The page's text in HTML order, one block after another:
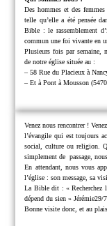
Des hommes et des
telle qu’elle a été pensée
Bible : le rassemblement
commun une foi vivante en
Plusieurs fois par semaine,
de notre église située au :
– 58 Rue du Placieux à
– Et à Pont à Mousson
Venez nous rencontrer !
l’évangile qui est toujours
social, culture ou religion.
simplement depassage,
En attendant, nous vous
l’église : son message, sa
La Bible dit : «
dépend du sien » Jérémie29/7
Bonne visite donc, et au